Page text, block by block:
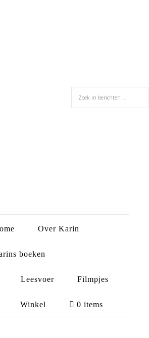
Over Karin
boeken
Leesvoer Filmpjes
Winkel 0 items